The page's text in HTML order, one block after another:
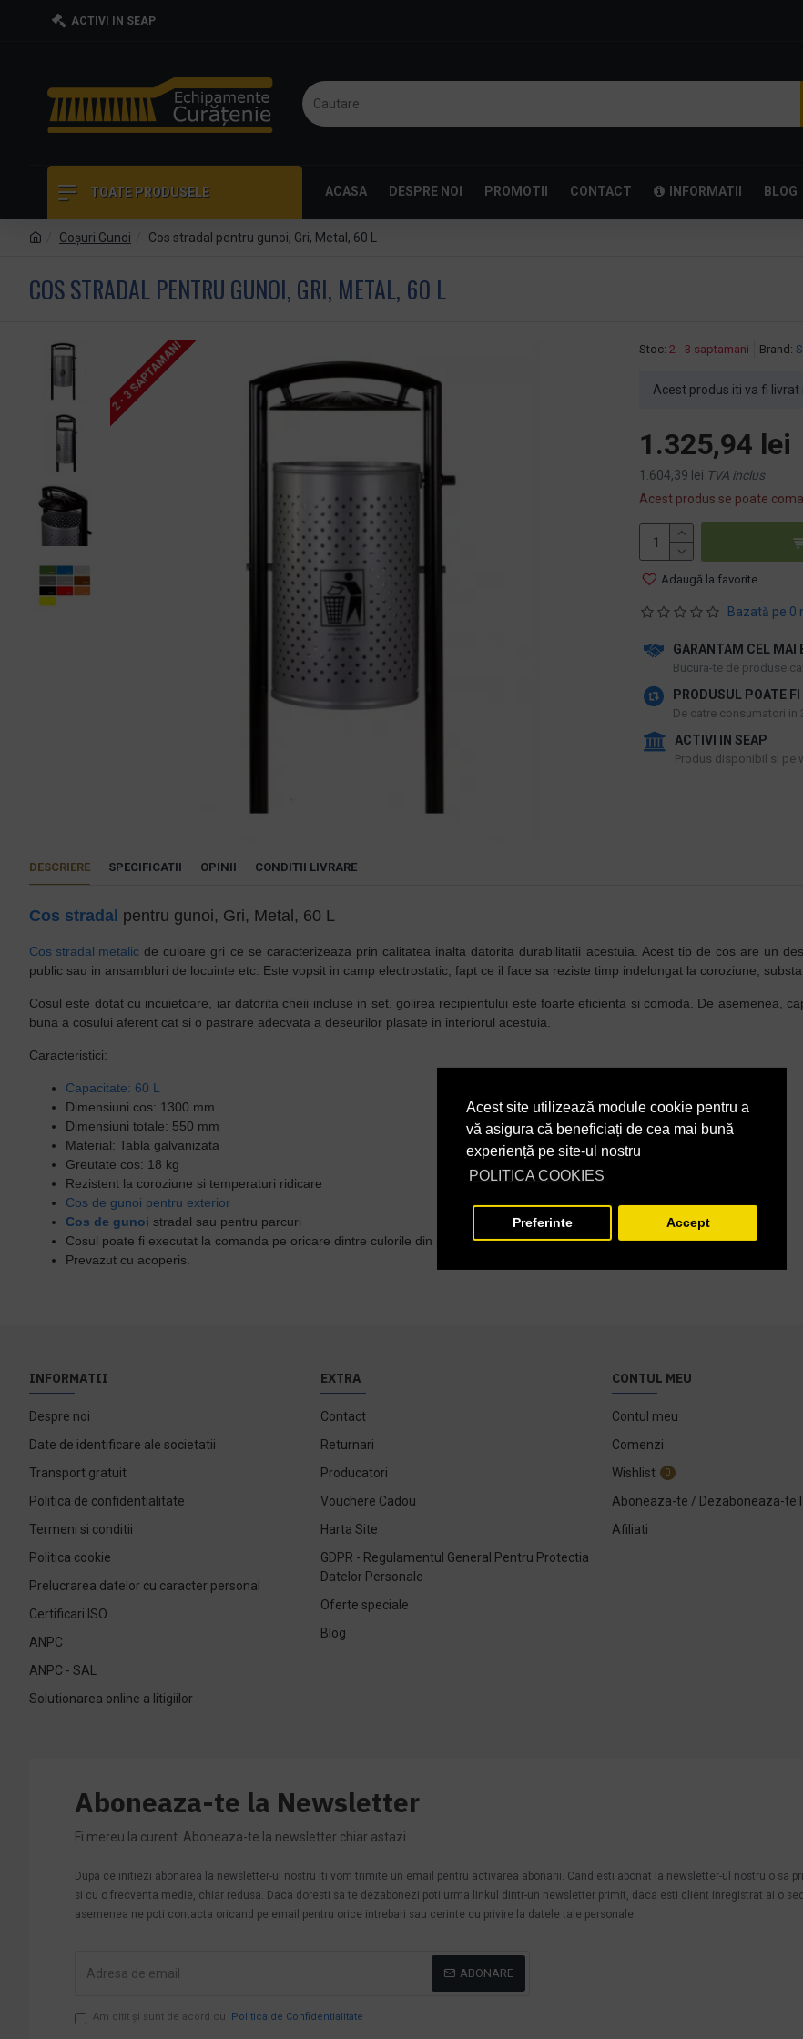
Acest site utilizează module cookie pentru a
vă asigura că beneficiați de cea mai bună
experiență pe site-ul nostru
POLITICA COOKIES
Preferinte Accept
ACTIVI IN SEAP
TOATE PRODUSELE ACASA DESPRE NOI PROMOTII CONTACT INFORMATII BLOG
Coşuri Gunoi Cos stradal pentru gunoi, Gri, Metal, 60 L
COS STRADAL PENTRU GUNOI, GRI, METAL, 60 L
2 - 3 SAPTAMANI Stoc: 2 - 3 saptamani Brand:
Acest produs iti va fi livrat
Bazată pe 0
1.325,94 lei
1.604,39 lei TVA inclus
Acest produs se poate
Adaugă la favorite
GARANTAM CEL MAI
​Bucura-te de produse
PRODUSUL POATE
De catre consumatori in
ACTIVI IN SEAP
Produs disponibil si pe
DESCRIERE SPECIFICATII OPINII CONDITII LIVRARE
Cos stradal pentru gunoi, Gri, Metal, 60 L
Cos stradal metalic de culoare gri ce se caracterizeaza prin calitatea inalta datorita durabilitatii acestuia. Acest tip de cos are un
public sau in ansambluri de locuinte etc. Este vopsit in camp electrostatic, fapt ce il face sa reziste timp indelungat la coroziune,
Cosul este dotat cu incuietoare, iar datorita cheii incluse in set, golirea recipientului este foarte eficienta si comoda. De asemenea,
buna a cosului aferent cat si o pastrare adecvata a deseurilor plasate in interiorul acestuia.
Caracteristici:
Capacitate: 60 L
Dimensiuni cos: 1300 mm
Dimensiuni totale: 550 mm
Material: Tabla galvanizata
Greutate cos: 18 kg
Rezistent la coroziune si temperaturi ridicare
Cos de gunoi pentru exterior
Cos de gunoi stradal sau pentru parcuri
Cosul poate fi executat la comanda pe oricare dintre culorile din paletar
Prevazut cu acoperis.
INFORMATII
Despre noi
Date de identificare ale societatii
Transport gratuit
Politica de confidentialitate
Termeni si conditii
Politica cookie
Prelucrarea datelor cu caracter personal
Certificari ISO
ANPC
ANPC - SAL
Solutionarea online a litigiilor
EXTRA
Contact
Returnari
Producatori
Vouchere Cadou
Harta Site
GDPR - Regulamentul General Pentru Protectia
Datelor Personale
Oferte speciale
Blog
CONTUL MEU
Contul meu
Comenzi
Wishlist
0
Aboneaza-te / Dezaboneaza-te
Afiliati
Aboneaza-te la Newsletter
Fi mereu la curent. Aboneaza-te la newsletter chiar astazi.
Dupa ce initiezi abonarea la newsletter-ul nostru iti vom trimite un email pentru activarea abonarii. Cand esti abonat la newsletter-ul nostru o sa
si cu o frecventa medie, chiar redusa. Daca doresti sa te dezabonezi poti urma linkul dintr-un newsletter primit, daca esti client inregistrat ai o
asemenea ne poti contacta oricand pe email pentru orice intrebari sau cerinte cu privire la datele tale personale.
ABONARE
Am citit şi sunt de acord cu Politica de Confidentialitate